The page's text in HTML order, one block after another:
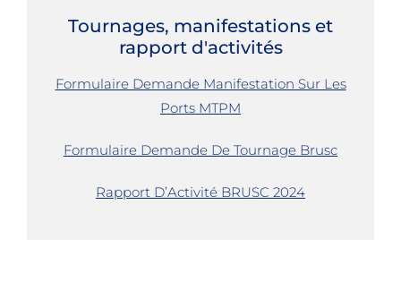
Tournages, manifestations et
rapport d'activités
Formulaire Demande Manifestation Sur Les
Ports MTPM
Formulaire Demande De Tournage Brusc
Rapport D’Activité BRUSC 2024